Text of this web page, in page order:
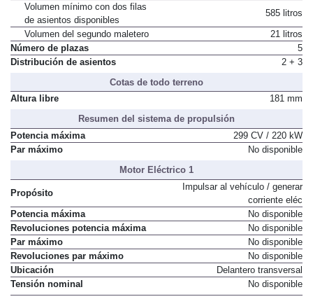
Volumen mínimo con dos filas
de asientos disponibles
585 litros
Volumen del segundo maletero
21 litros
Número de plazas
5
Distribución de asientos
2 + 3
Cotas de todo terreno
Altura libre
181 mm
Resumen del sistema de propulsión
Potencia máxima
299 CV / 220 kW
Par máximo
No disponible
Motor Eléctrico 1
Propósito
Impulsar al vehículo / generar
corriente eléc
Potencia máxima
No disponible
Revoluciones potencia máxima
No disponible
Par máximo
No disponible
Revoluciones par máximo
No disponible
Ubicación
Delantero transversal
Tensión nominal
No disponible